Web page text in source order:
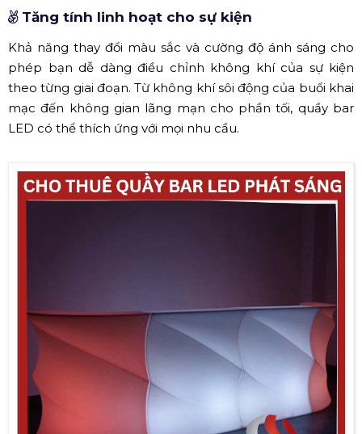
Tăng tính linh hoạt cho sự kiện
Khả năng thay đổi màu sắc và cường độ ánh sáng cho
phép bạn dễ dàng điều chỉnh không khí của sự kiện
theo từng giai đoạn. Từ không khí sôi động của buổi khai
mạc đến không gian lãng mạn cho phần tối, quầy bar
LED có thể thích ứng với mọi nhu cầu.